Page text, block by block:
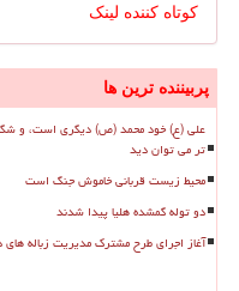
کوتاه کننده لینک
پربیننده ترین ها
علی (ع) خود محمد (ص) دیگری است، و
تر می توان دید
محیط زیست قربانی خاموش جنگ است
دو توله گمشده هلیا پیدا شدند
آغاز اجرای طرح مشترک مدیریت زباله های